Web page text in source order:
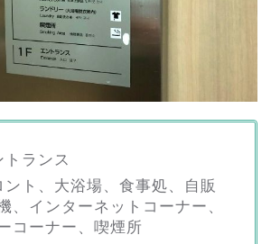
トランス
ント、大浴場、食事処、自販
、インターネットコーナー、
コーナー、喫煙所